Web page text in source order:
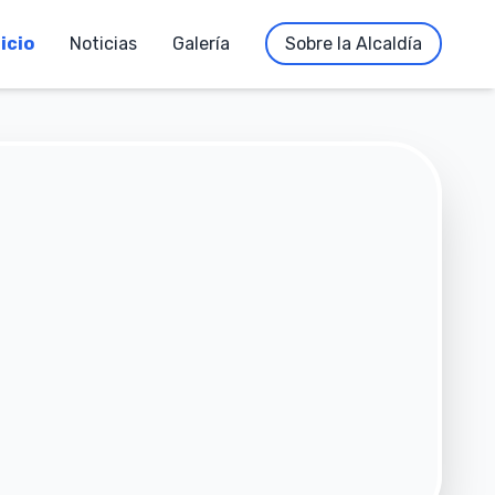
Noticias Galería Sobre la Alcaldía